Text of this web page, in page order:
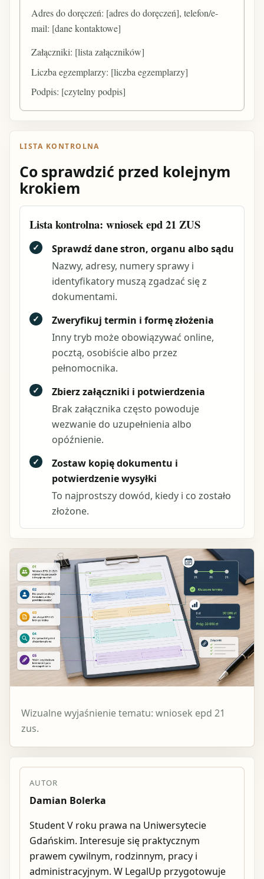
Adres do doręczeń: [adres do doręczeń], telefon/e-
mail: [dane kontaktowe]
Załączniki: [lista załączników]
Liczba egzemplarzy: [liczba egzemplarzy]
Podpis: [czytelny podpis]
LISTA KONTROLNA
Co sprawdzić przed kolejnym
krokiem
Lista kontrolna: wniosek epd 21 ZUS
✓
Sprawdź dane stron, organu albo sądu
Nazwy, adresy, numery sprawy i
identyfikatory muszą zgadzać się z
dokumentami.
✓
Zweryfikuj termin i formę złożenia
Inny tryb może obowiązywać online,
pocztą, osobiście albo przez
pełnomocnika.
✓
Zbierz załączniki i potwierdzenia
Brak załącznika często powoduje
wezwanie do uzupełnienia albo
opóźnienie.
✓
Zostaw kopię dokumentu i
potwierdzenie wysyłki
To najprostszy dowód, kiedy i co zostało
złożone.
Wizualne wyjaśnienie tematu: wniosek epd 21
zus.
AUTOR
Damian Bolerka
Student V roku prawa na Uniwersytecie
Gdańskim. Interesuje się praktycznym
prawem cywilnym, rodzinnym, pracy i
administracyjnym. W LegalUp przygotowuje